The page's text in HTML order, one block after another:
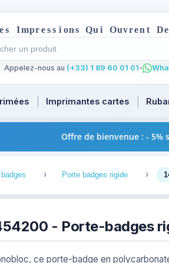
es Impres s i ons Qu i Ouvren t De
un produit
récentes au focus. Tapez au
Appelez-nous au (+33) 1 89 60 01 01•
Imprimantes cartes
Offre de bienvenue : - 5%
Porte badges rigide
- Porte-badges
ce porte-badge en